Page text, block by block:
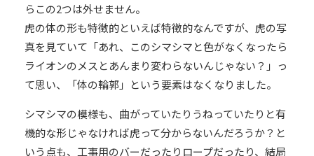
らこの2つは外せません。
虎の体の形も特徴的といえば特徴的なんですが、虎の写
真を見ていて「あれ、このシマシマと色がなくなったら
ライオンのメスとあんまり変わらないんじゃない？」っ
て思い、「体の輪郭」という要素はなくなりました。
シマシマの模様も、曲がっていたりうねっていたりと有
機的な形じゃなければ虎って分からないんだろうか？と
いう点も、工事用のバーだったりロープだったり、結局